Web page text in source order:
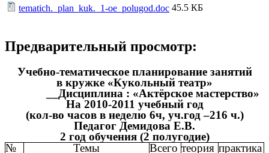
tematich._plan_kuk._1-oe_polugod.doc 45.5 КБ
Предварительный просмотр:
Учебно-тематическое планирование занятий
в кружке «Кукольный театр»
__Дисциплина : «Актёрское мастерство»
На 2010-2011 учебный год
(кол-во часов в неделю 6ч, уч.год –216 ч.)
Педагог Демидова Е.В.
2 год обучения (2 полугодие)
№
Темы
Всего теория практика